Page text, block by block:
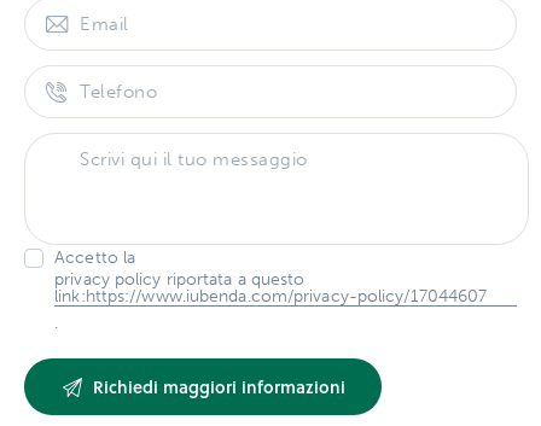
Accetto la
privacy policy riportata a questo
link:https://www.iubenda.com/privacy-policy/17044607
.